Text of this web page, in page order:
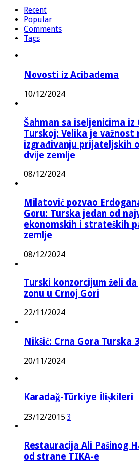
Recent
Popular
Comments
Tags
Novosti iz Acibadema
10/12/2024
Šahman sa iseljenicima iz
Turskoj: Velika je važnost
izgrađivanju prijateljskih
dvije zemlje
08/12/2024
Milatović pozvao
Goru: Turska jedan od
ekonomskih i strateških
zemlje
08/12/2024
Turski konzorcijum želi
zonu u Crnoj Gori
22/11/2024
Nikšić: Crna Gora Turska
20/11/2024
Karadağ-Türkiye İlişkileri
23/12/2015 3
Restauracija Ali Pašinog
od strane TIKA-e